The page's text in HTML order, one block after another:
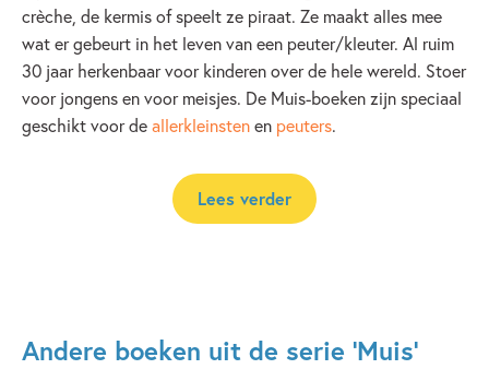
crèche, de kermis of speelt ze piraat. Ze maakt alles mee
wat er gebeurt in het leven van een peuter/kleuter. Al ruim
30 jaar herkenbaar voor kinderen over de hele wereld. Stoer
voor jongens en voor meisjes. De Muis-boeken zijn speciaal
geschikt voor deallerkleinstenen peuters.
Lees verder
Andere boeken uit de serie 'Muis'